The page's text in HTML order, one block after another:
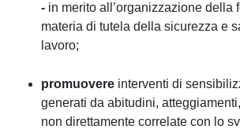
- in merito all’organizzazione della
materia di tutela della sicurezza e
lavoro;
promuovere interventi di
generati da abitudini,
non direttamente correlate con lo